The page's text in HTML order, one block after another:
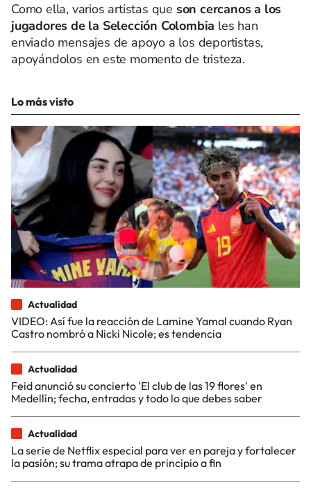
Como ella, varios artistas que son cercanos a los
jugadores de la Selección Colombia les han
enviado mensajes de apoyo a los deportistas,
apoyándolos en este momento de tristeza.
Lo más visto
Actualidad
VIDEO: Así fue la reacción de Lamine Yamal cuando Ryan
Castro nombró a Nicki Nicole; es tendencia
Actualidad
Feid anunció su concierto 'El club de las 19 flores' en
Medellín; fecha, entradas y todo lo que debes saber
Actualidad
La serie de Netflix especial para ver en pareja y fortalecer
la pasión; su trama atrapa de principio a fin